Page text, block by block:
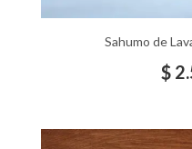
Sahumo de
$